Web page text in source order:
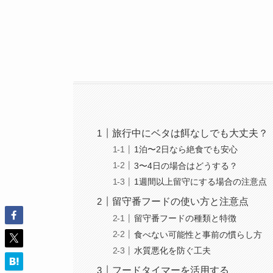
旅行中にベタは餌なしでも大丈夫？
1泊〜2日なら絶食でも安心
3〜4日の場合はどうする？
1週間以上留守にする場合の注意点
留守番フードの使い方と注意点
留守番フードの種類と特徴
食べない可能性と事前の慣らし方
水質悪化を防ぐ工夫
フードタイマーを活用する